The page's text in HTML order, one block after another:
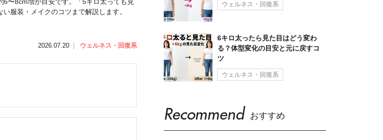
服装・メイクのコツまで解説します。
2026.07.20 ｜ ウェルネス・回復系
ウェルネス・回復系
6キロ太ったら見た目はどう変わ
る？体型変化の目安と元に戻すコ
ツ
ウェルネス・回復系
Recommend おすすめ